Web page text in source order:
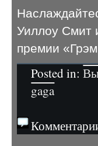
Уиллоу Смит
премии
Posted in:
gaga